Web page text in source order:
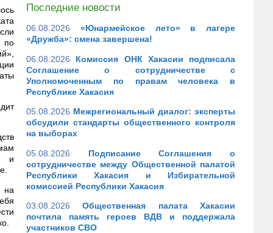
по
и
на
Последние новости
06.08.2026
«Юнармейское лето» в лагере
«Дружба»: смена завершена!
06.08.2026
Комиссия ОНК Хакасии подписала
Соглашение о сотрудничестве с
Уполномоченным по правам человека в
Республике Хакасия
05.08.2026 Межрегиональный диалог: эксперты
обсудили стандарты общественного контроля
на выборах
05.08.2026
Подписание Соглашения о
сотрудничестве между Общественной палатой
Республики Хакасия и Избирательной
комиссией Республики Хакасия
03.08.2026
Общественная палата Хакасии
почтила память героев ВДВ и поддержала
участников СВО